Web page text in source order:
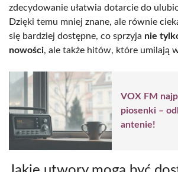
zdecydowanie ułatwia dotarcie do
Dzięki temu mniej znane, ale równie
się bardziej dostępne, co sprzyja nie
nowości, ale także hitów, które umilają
VOX FM
piosenki –
antenie!